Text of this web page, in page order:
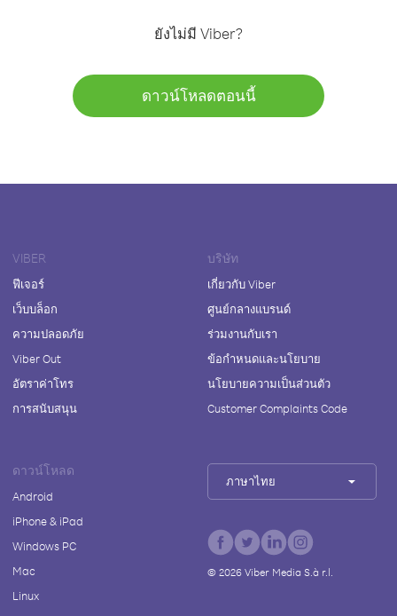
ยังไม่มี Viber?
ดาวน์โหลดตอนนี้
VIBER
ฟีเจอร์
เว็บบล็อก
ความปลอดภัย
Viber Out
อัตราค่าโทร
การสนับสนุน
บริษัท
เกี่ยวกับ Viber
ศูนย์กลางแบรนด์
ร่วมงานกับเรา
ข้อกำหนดและนโยบาย
นโยบายความเป็นส่วนตัว
Customer Complaints Code
ดาวน์โหลด
Android
iPhone & iPad
Windows PC
Mac
Linux
ภาษาไทย
© 2026Viber Media S.à r.l.